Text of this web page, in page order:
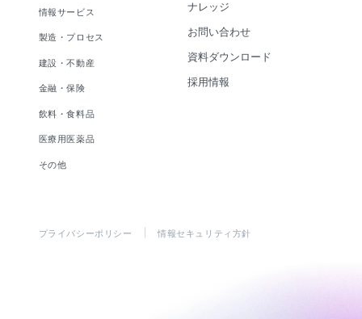
情報サービス
製造・プロセス
建設・不動産
金融・保険
飲料・食料品
医療用医薬品
その他
ナレッジ
お問い合わせ
資料ダウンロード
採用情報
プライバシーポリシー 情報セキュリティ方針